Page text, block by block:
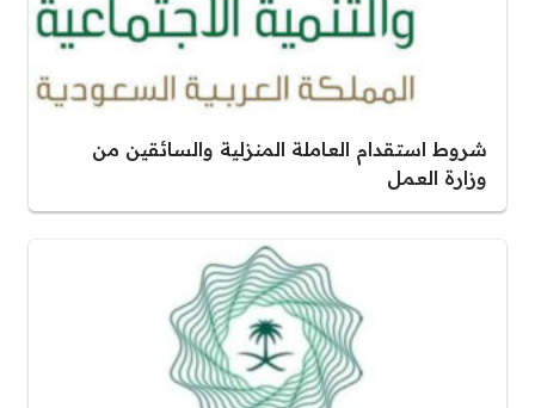
شروط استقدام العاملة المنزلية والسائقين من
وزارة العمل